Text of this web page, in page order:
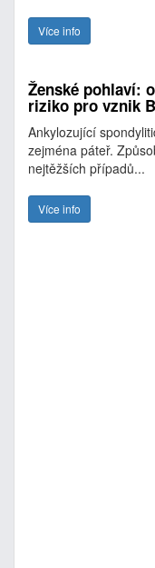
Více info
Ženské pohlaví:
riziko pro vznik
Ankylozující
zejména páteř.
nejtěžších případů...
Více info